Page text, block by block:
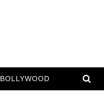
BOLLYWOOD